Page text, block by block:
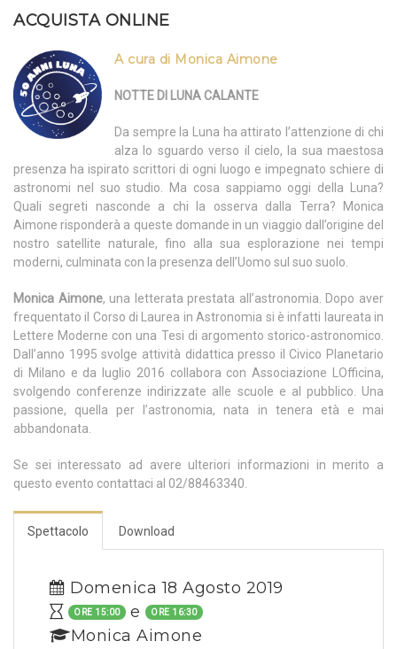
ACQUISTA ONLINE
A cura di Monica Aimone
NOTTE DI LUNA CALANTE
Da sempre la Luna ha attirato l’attenzione di chi
alza lo sguardo verso il cielo, la sua maestosa
presenza ha ispirato scrittori di ogni luogo e impegnato schiere di
astronomi nel suo studio. Ma cosa sappiamo oggi della Luna?
Quali segreti nasconde a chi la osserva dalla Terra? Monica
Aimone risponderà a queste domande in un viaggio dall’origine del
nostro satellite naturale, fino alla sua esplorazione nei tempi
moderni, culminata con la presenza dell’Uomo sul suo suolo.
Monica Aimone, una letterata prestata all’astronomia. Dopo aver
frequentato il Corso di Laurea in Astronomia si è infatti laureata in
Lettere Moderne con una Tesi di argomento storico-astronomico.
Dall’anno 1995 svolge attività didattica presso il Civico Planetario
di Milano e da luglio 2016 collabora con Associazione LOfficina,
svolgendo conferenze indirizzate alle scuole e al pubblico. Una
passione, quella per l’astronomia, nata in tenera età e mai
abbandonata.
Se sei interessato ad avere ulteriori informazioni in merito a
questo evento contattaci al 02/88463340.
Spettacolo Download
Domenica 18 Agosto 2019
ORE 15:00 e ORE 16:30
Monica Aimone